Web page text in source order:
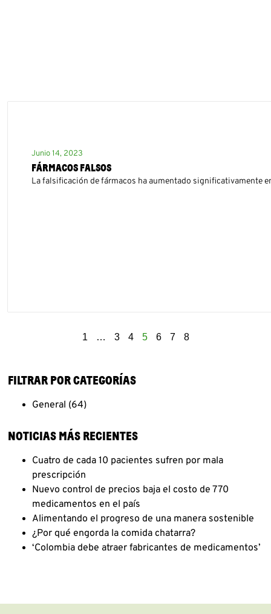
Junio 14, 2023
FÁRMACOS FALSOS
La falsificación de fármacos ha aumentado significativamente
1 … 3 4 5 6 7 8
FILTRAR POR CATEGORÍAS
General (64)
NOTICIAS MÁS RECIENTES
Cuatro de cada 10 pacientes sufren por mala
prescripción
Nuevo control de precios baja el costo de 770
medicamentos en el país
Alimentando el progreso de una manera sostenible
¿Por qué engorda la comida chatarra?
‘Colombia debe atraer fabricantes de medicamentos’